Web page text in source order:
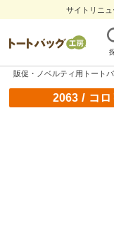
サイトリニ
販促・ノベルティ用トート
2063/ コ